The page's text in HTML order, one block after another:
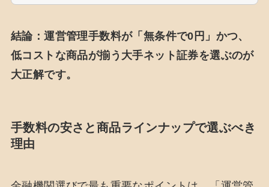
結論：運営管理手数料が「無条件で0円」かつ、
低コストな商品が揃う大手ネット証券を選ぶのが
大正解です。
手数料の安さと商品ラインナップで選ぶべき
理由